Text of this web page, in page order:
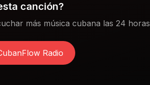
canción?
más música cubana las 24 horas
Radio